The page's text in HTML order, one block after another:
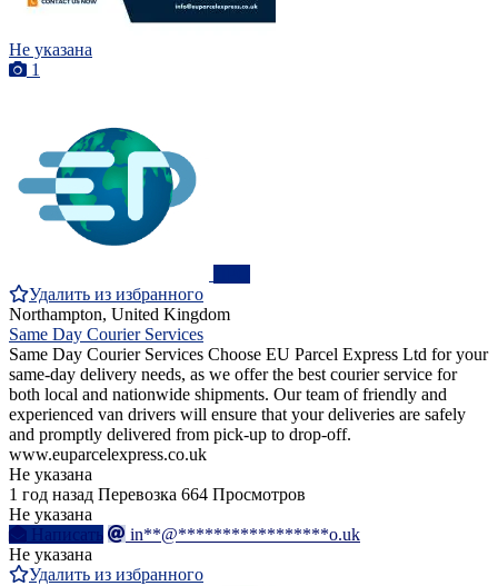
Не указана
1
Удалить из избранного
Northampton, United Kingdom
Same Day Courier Services
Same Day Courier Services Choose EU Parcel Express Ltd for your
same-day delivery needs, as we offer the best courier service for
both local and nationwide shipments. Our team of friendly and
experienced van drivers will ensure that your deliveries are safely
and promptly delivered from pick-up to drop-off.
www.euparcelexpress.co.uk
Не указана
1 год назад Перевозка 664 Просмотров
Не указана
Написать
in**@*****************o.uk
Не указана
Удалить из избранного